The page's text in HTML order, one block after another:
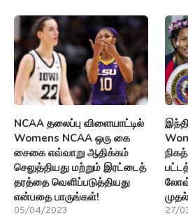
NCAA தலைப்பு விளையாட்டில்
Womens NCAA ஒரு கை
சைகை எவ்வாறு ஆதிக்கம்
செலுத்தியது மற்றும் இரட்டைத்
தரத்தை வெளிப்படுத்தியது
என்பதை பாருங்கள்!
05/04/2023 27/